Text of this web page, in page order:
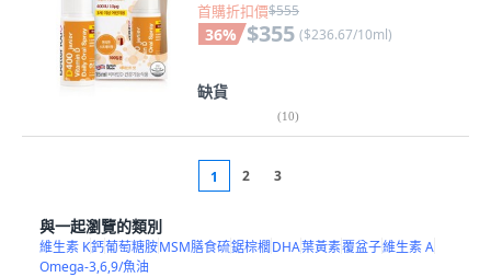
首購折扣價$555
36% $355 ($236.67/10ml)
缺貨
(10)
1 2 3
與一起瀏覽的類別
維生素 K鈣葡萄糖胺MSM膳食硫鋸棕櫚DHA葉黃素覆盆子維生素 A
Omega-3,6,9/魚油